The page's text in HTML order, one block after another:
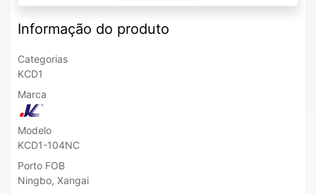
Informação do produto
Categorias
KCD1
Marca
Modelo
KCD1-104NC
Porto FOB
Ningbo, Xangai